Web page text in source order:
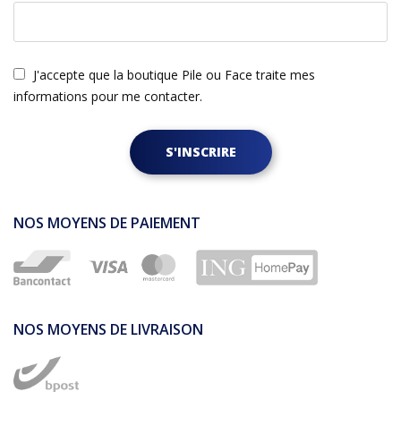
J'accepte que la boutique Pile ou Face traite mes
informations pour me contacter.
S'INSCRIRE
NOS MOYENS DE PAIEMENT
NOS MOYENS DE LIVRAISON